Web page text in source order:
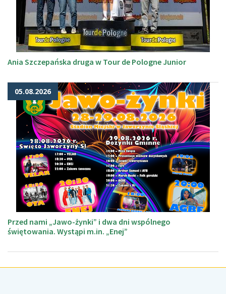
Ania Szczepańska druga w Tour de Pologne Junior
05.08.2026
Przed nami „Jawo-żynki” i dwa dni wspólnego
świętowania. Wystąpi m.in. „Enej”